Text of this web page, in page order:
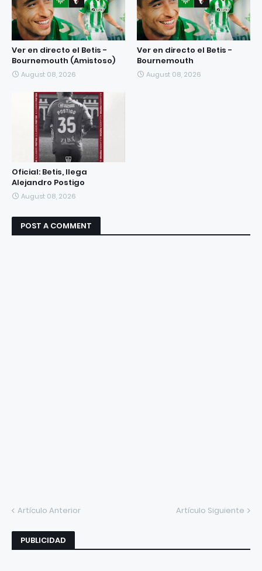
Ver en directo el Betis -
Bournemouth (Amistoso)
August 08, 2026
Ver en directo el Betis -
Bournemouth
August 08, 2026
Oficial: Betis, llega
Alejandro Postigo
August 08, 2026
POST A COMMENT
Artículo Anterior Artículo Siguiente
PUBLICIDAD